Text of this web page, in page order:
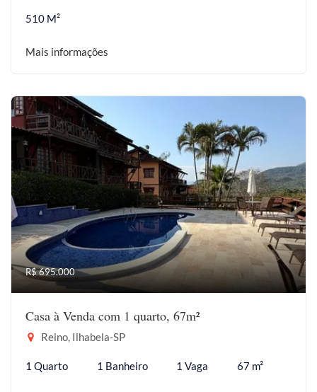
510 M²
Mais informações
R$ 695.000
Casa à Venda com 1 quarto, 67m²
Reino, Ilhabela-SP
1 Quarto 1 Banheiro 1 Vaga 67 m²